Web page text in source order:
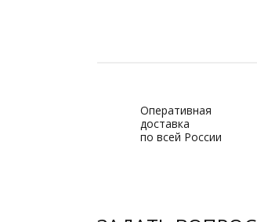
Оперативная
доставка
по всей России